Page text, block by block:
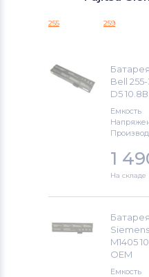
Аккумуляторы
Gigabyte
Аккумуляторы для
Клавиатуры
Аккумуляторы для
Аккумуляторы
Аккумуляторы
Аккумуляторы
Amilo A
Amilo M
Amilo P
Amilo Pro V
Esprimo Mobile
255 259
Bell
D5
Емкость
1
На складе
M1405
OEM
Емкость